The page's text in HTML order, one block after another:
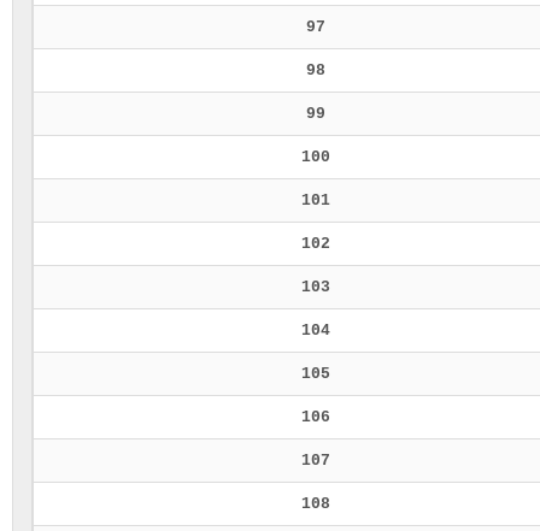
97
98
99
100
101
102
103
104
105
106
107
108